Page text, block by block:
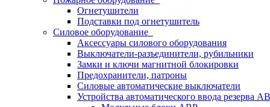
Огнетушители
Подставки под огнетушитель
Силовое оборудование
Аксессуары силового оборудования
Выключатели-разъединители, рубильники
Замки и ключи магнитной блокировки
Предохранители, патроны
Силовые автоматические выключатели
Устройства автоматического ввода резерва